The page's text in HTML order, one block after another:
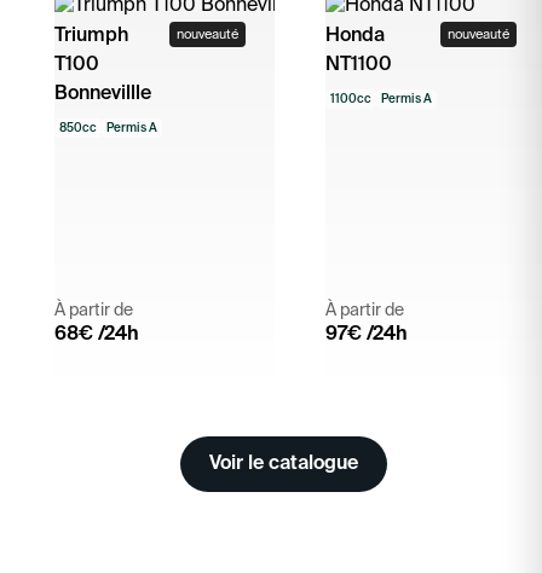
Triumph
T100
Bonnevillle
nouveauté
850cc Permis A
À partir de
68€ /24h
Honda
NT1100
nouveauté
1100cc Permis A
À partir de
97€ /24h
Voir le catalogue